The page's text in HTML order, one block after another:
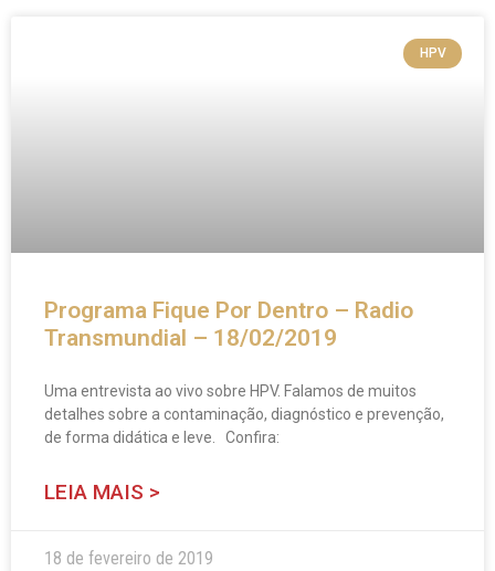
HPV
Programa Fique Por Dentro – Radio
Transmundial – 18/02/2019
Uma entrevista ao vivo sobre HPV. Falamos de muitos
detalhes sobre a contaminação, diagnóstico e prevenção,
de forma didática e leve. Confira:
LEIA MAIS >
18 de fevereiro de 2019